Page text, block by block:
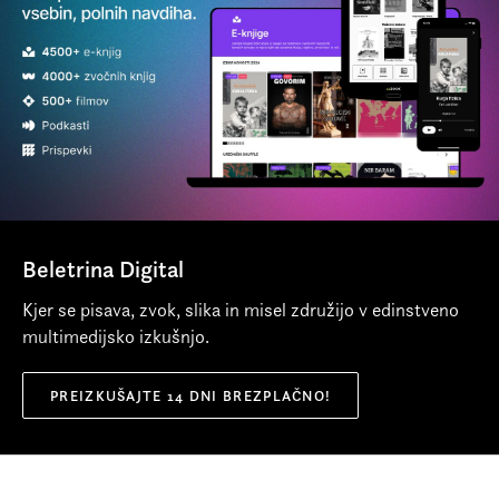
konca sprijazniti z Nietzschejevo smrtjo Boga. Še danes
živa knjiga, ki je navduševala cele generacije Portugalcev,
napoveduje najbolj radikalna izkustva sodobnega romana,
obenem pa s preizpraševanjem etičnega izvora človekove
bivanjske tesnobe postavlja ogledalo svojemu in vsakemu
času.
temah. Velja za eno od osrednjih imen v zgodovini
Več o avtorju
Beletrina Digital
Kjer se pisava, zvok, slika in misel združijo v edinstveno
multimedijsko izkušnjo.
PREIZKUŠAJTE 14 DNI BREZPLAČNO!